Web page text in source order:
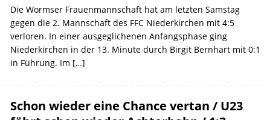
Die Wormser Frauenmannschaft hat am letzten Samstag
gegen die 2. Mannschaft des FFC Niederkirchen mit 4:5
verloren. In einer ausgeglichenen Anfangsphase ging
Niederkirchen in der 13. Minute durch Birgit Bernhart mit 0:1
in Führung. Im […]
Schon wieder eine Chance vertan / U23